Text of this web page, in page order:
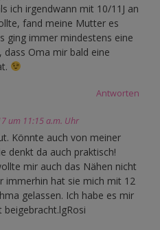
ich irgendwann mit 10/11J an
fand meine Mutter es
ging immer mindestens eine
dass Oma mir bald eine
Antworten
um 11:15 a.m. Uhr
Könnte auch von meiner
denkt da auch praktisch!
mir auch das Nähen nicht
immerhin hat sie mich mit 12
gelassen. Ich habe es mir
beigebracht.lgRosi